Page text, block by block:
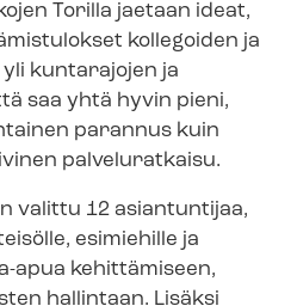
Torilla jaetaan ideat,
kollegoiden ja
kuntarajojen ja
saa yhtä hyvin pieni,
parannus kuin
palveluratkaisu.
valittu 12 asiantuntijaa,
esimiehille ja
apua kehittämiseen,
hallintaan. Lisäksi